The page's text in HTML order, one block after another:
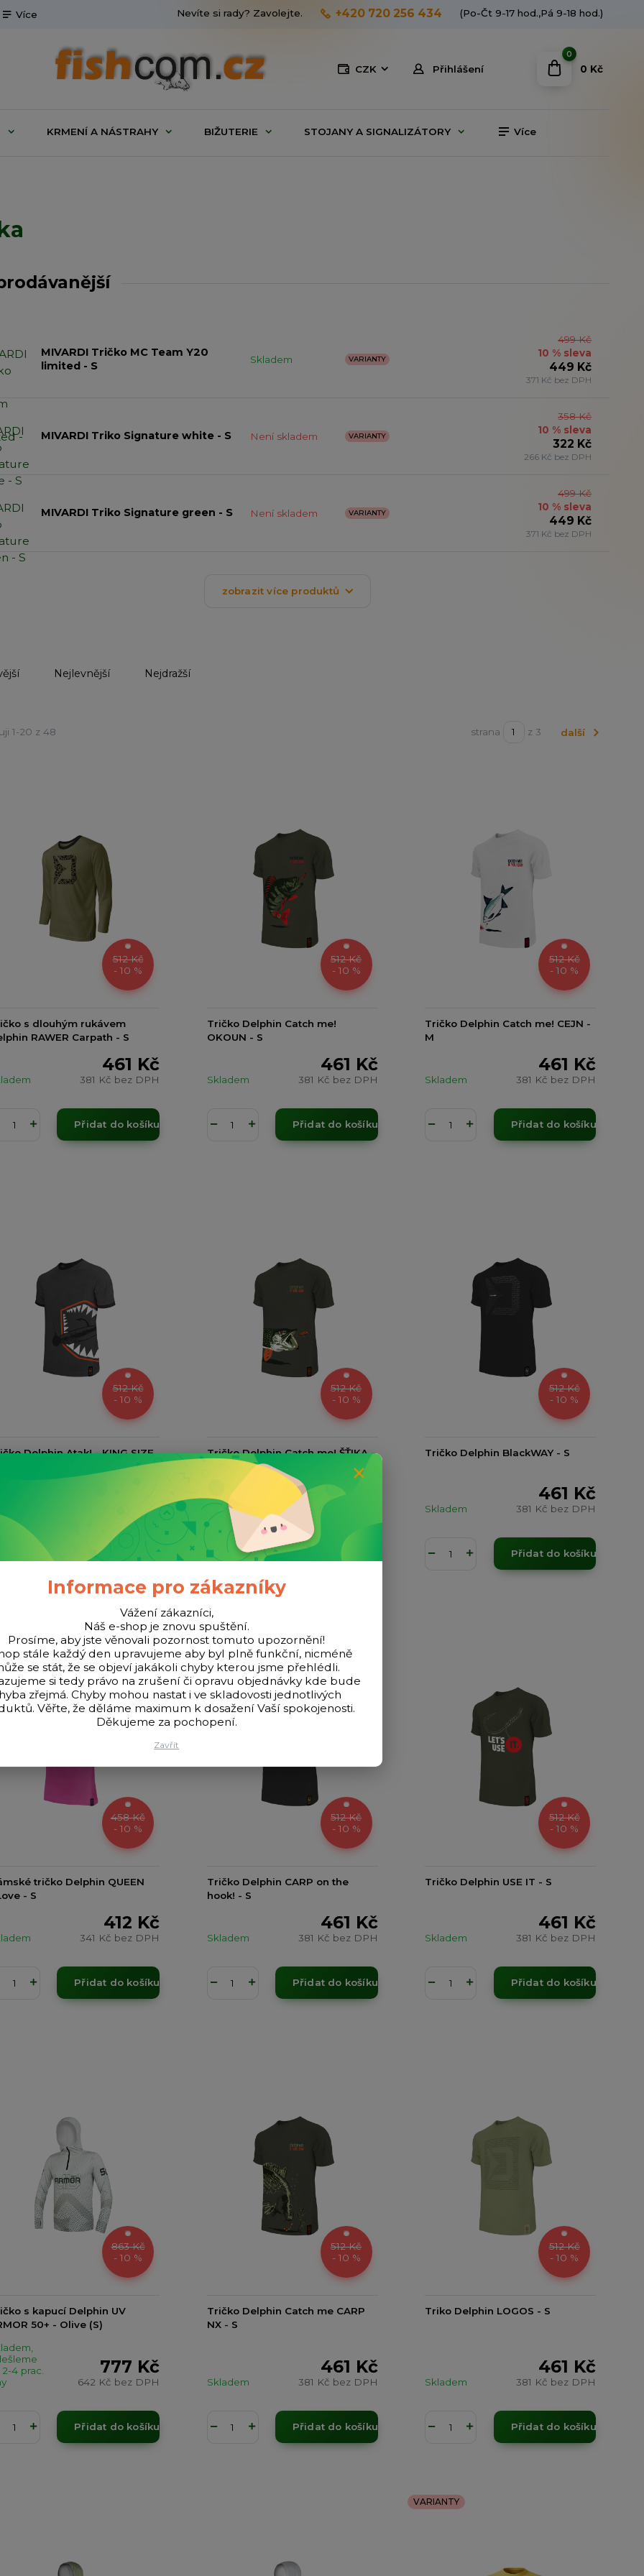
Více
CZK Přihlášení
Nevíte si rady? Zavolejte. +420 720 256 434 (Po-Čt 9-17 hod.,Pá 9-18 hod.)
0
0 Kč
KRMENÍ A NÁSTRAHY BIŽUTERIE STOJANY A SIGNALIZÁTORY Více
MIVARDI Tričko MC Team Y20
limited - S
Skladem VARIANTY
499 Kč
10 % sleva
449 Kč
371 Kč bez DPH
MIVARDI Triko Signature white - S Není skladem VARIANTY
358 Kč
10 % sleva
322 Kč
266 Kč bez DPH
MIVARDI Triko Signature green - S Není skladem VARIANTY
499 Kč
10 % sleva
449 Kč
371 Kč bez DPH
zobrazit více produktů
Nejlevnější Nejdražší
1-20 z 48 strana z 3 další
512 Kč
- 10 %
s dlouhým rukávem
RAWER Carpath - S
461 Kč
381 Kč bez DPH
Přidat do košíku
512 Kč
- 10 %
Tričko Delphin Catch me!
OKOUN - S
461 Kč
381 Kč bez DPH
Skladem
Přidat do košíku
512 Kč
- 10 %
Tričko Delphin Catch me! CEJN -
M
461 Kč
381 Kč bez DPH
Skladem
Přidat do košíku
512 Kč
- 10 %
Delphin Atak! - KING SIZE
bez DPH
Přidat do košíku
512 Kč
- 10 %
Tričko Delphin Catch me! ŠŤIKA -
461 Kč
381 Kč
Skladem
Přidat do košíku
512 Kč
- 10 %
Tričko Delphin BlackWAY - S
461 Kč
381 Kč bez DPH
Skladem
Přidat do košíku
458 Kč
- 10 %
tričko Delphin QUEEN
- S
412 Kč
341 Kč bez DPH
Přidat do košíku
512 Kč
- 10 %
Tričko Delphin CARP on the
hook! - S
461 Kč
381 Kč bez DPH
Skladem
Přidat do košíku
512 Kč
- 10 %
Tričko Delphin USE IT - S
461 Kč
381 Kč bez DPH
Skladem
Přidat do košíku
863 Kč
- 10 %
s kapucí Delphin UV
50+ - Olive (S)
777 Kč
642 Kč bez DPH
4 prac.
Přidat do košíku
512 Kč
- 10 %
Tričko Delphin Catch me CARP
NX - S
461 Kč
381 Kč bez DPH
Skladem
Přidat do košíku
512 Kč
- 10 %
Triko Delphin LOGOS - S
461 Kč
381 Kč bez DPH
Skladem
Přidat do košíku
VARIANTY
Informace pro zákazníky
Vážení zákazníci,
Náš e-shop je znovu spuštění.
Prosíme, aby jste věnovali pozornost tomuto upozornění!
stále každý den upravujeme aby byl plně funkční, nicméně
se stát, že se objeví jakákoli chyby kterou jsme přehlédli.
si tedy právo na zrušení či opravu objednávky kde bude
zřejmá. Chyby mohou nastat i ve skladovosti jednotlivých
Věřte, že děláme maximum k dosažení Vaší spokojenosti.
Děkujeme za pochopení.
Zavřít